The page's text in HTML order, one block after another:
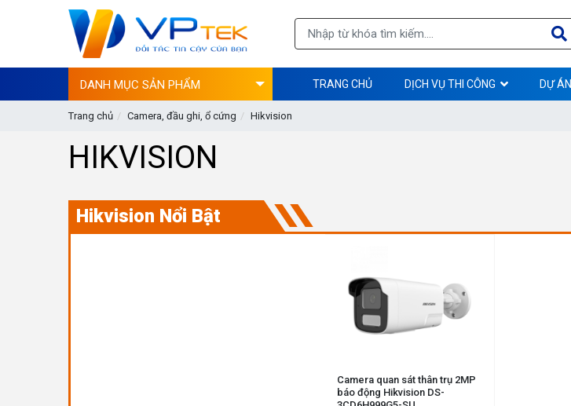
DANH MỤC SẢN PHẨM TRANG CHỦ DỊCH VỤ THI CÔNG DỰ ÁN
Trang chủ Camera, đầu ghi, ổ cứng Hikvision
HIKVISION
Hikvision Nổi Bật
Camera quan sát thân trụ 2MP
báo động Hikvision DS-